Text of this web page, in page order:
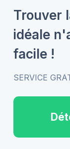
Trouver
idéale
facile !
SERVICE